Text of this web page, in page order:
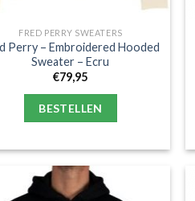
FRED PERRY SWEATERS
Perry – Embroidered Hooded
Sweater – Ecru
€79,95
BESTELLEN